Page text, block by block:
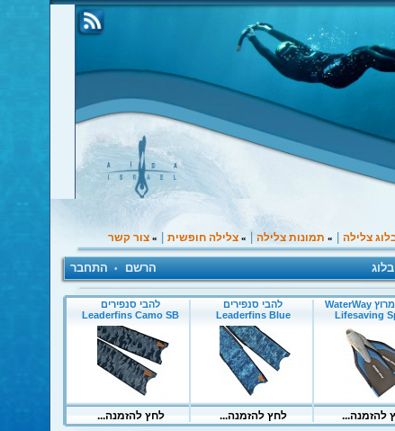
צלילה |
» תמונות צלילה |
» צלילה חופשית |
» צור קשר
בלוג הרשם • התחבר